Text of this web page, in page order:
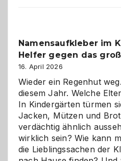
Namensaufkleber im
Helfer gegen das
16. April 2026
Wieder ein Regenhut
diesem Jahr. Welche
In Kindergärten türmen
Jacken, Mützen und
verdächtig ähnlich
wirklich sein? Wie kann
die Lieblingssachen der